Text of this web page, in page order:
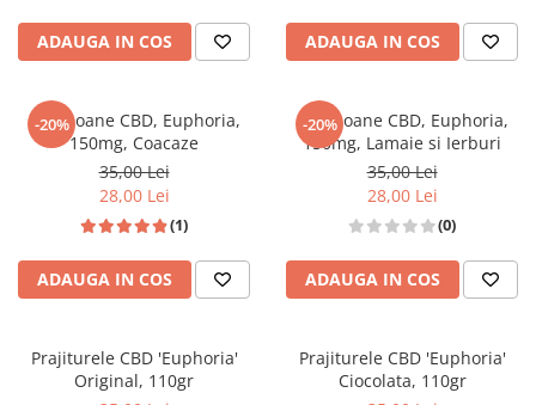
ADAUGA IN COS ADAUGA IN COS
-20%
Bomboane CBD, Euphoria,
150mg, Coacaze
35,00 Lei
28,00 Lei
(1)
ADAUGA IN COS
-20%
Bomboane CBD, Euphoria,
150mg, Lamaie si Ierburi
35,00 Lei
28,00 Lei
(0)
ADAUGA IN COS
Prajiturele CBD 'Euphoria'
Original, 110gr
Prajiturele CBD 'Euphoria'
Ciocolata, 110gr